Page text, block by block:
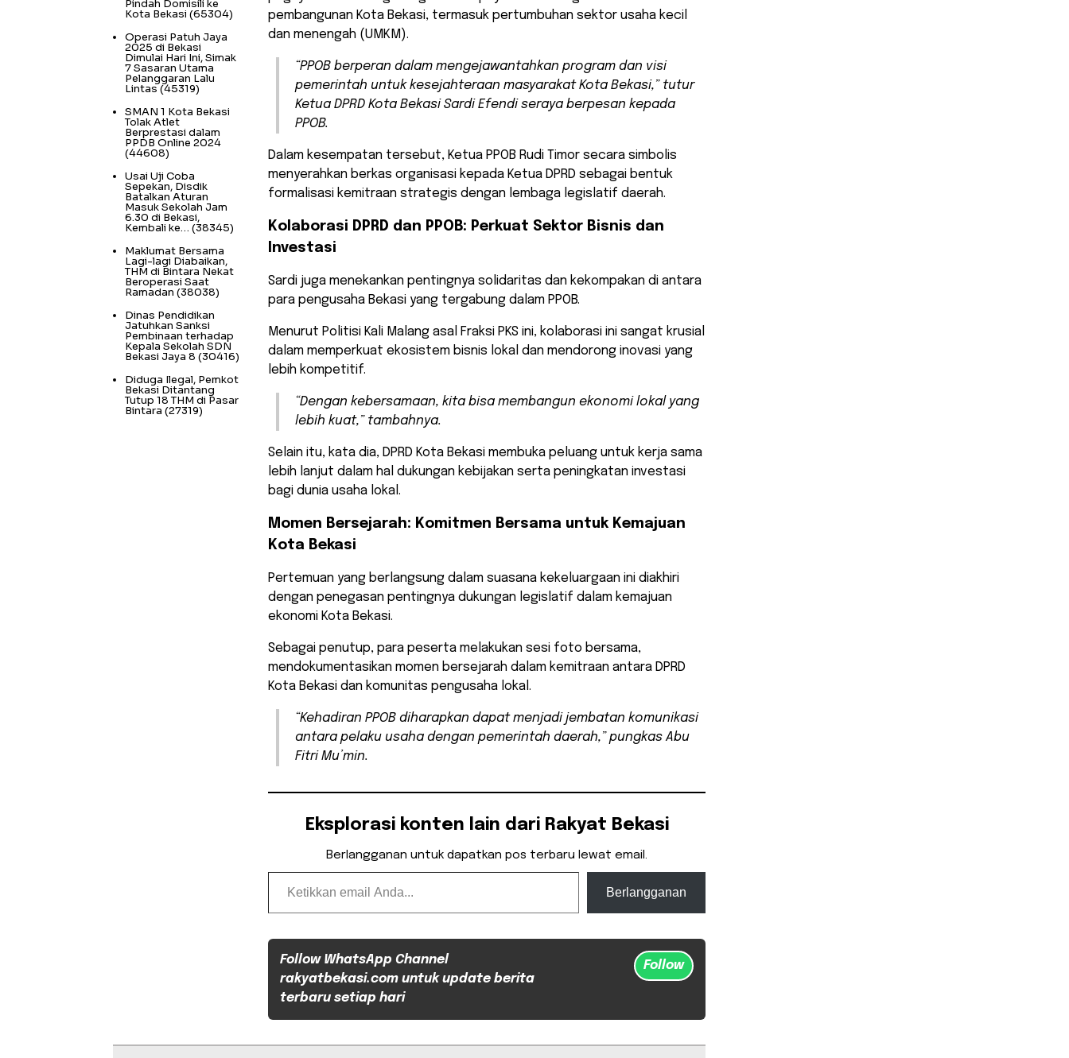
pembangunan Kota Bekasi, termasuk pertumbuhan sektor usaha kecil
dan menengah (UMKM).
“PPOB berperan dalam mengejawantahkan program dan visi
pemerintah untuk kesejahteraan masyarakat Kota Bekasi,” tutur
Ketua DPRD Kota Bekasi Sardi Efendi seraya berpesan kepada
PPOB.
Dalam kesempatan tersebut, Ketua PPOB Rudi Timor secara simbolis
menyerahkan berkas organisasi kepada Ketua DPRD sebagai bentuk
formalisasi kemitraan strategis dengan lembaga legislatif daerah.
Kolaborasi DPRD dan PPOB: Perkuat Sektor Bisnis dan
Investasi
Sardi juga menekankan pentingnya solidaritas dan kekompakan di antara
para pengusaha Bekasi yang tergabung dalam PPOB.
Menurut Politisi Kali Malang asal Fraksi PKS ini, kolaborasi ini sangat krusial
dalam memperkuat ekosistem bisnis lokal dan mendorong inovasi yang
lebih kompetitif.
“Dengan kebersamaan, kita bisa membangun ekonomi lokal yang
lebih kuat,” tambahnya.
Selain itu, kata dia, DPRD Kota Bekasi membuka peluang untuk kerja sama
lebih lanjut dalam hal dukungan kebijakan serta peningkatan investasi
bagi dunia usaha lokal.
Momen Bersejarah: Komitmen Bersama untuk Kemajuan
Kota Bekasi
Pertemuan yang berlangsung dalam suasana kekeluargaan ini diakhiri
dengan penegasan pentingnya dukungan legislatif dalam kemajuan
ekonomi Kota Bekasi.
Sebagai penutup, para peserta melakukan sesi foto bersama,
mendokumentasikan momen bersejarah dalam kemitraan antara DPRD
Kota Bekasi dan komunitas pengusaha lokal.
“Kehadiran PPOB diharapkan dapat menjadi jembatan komunikasi
antara pelaku usaha dengan pemerintah daerah,” pungkas Abu
Fitri Mu’min.
Eksplorasi konten lain dari Rakyat Bekasi
Berlangganan untuk dapatkan pos terbaru lewat email.
Ketikkan email Anda...
Berlangganan
Follow WhatsApp Channel
rakyatbekasi.com untuk update berita
terbaru setiap hari
Follow
Pindah Domisili ke
Kota Bekasi (65304)
Operasi Patuh Jaya
2025 di Bekasi
Dimulai Hari Ini, Simak
7 Sasaran Utama
Pelanggaran Lalu
Lintas(45319)
SMAN 1 Kota Bekasi
Tolak Atlet
Berprestasi dalam
PPDB Online 2024
(44608)
Usai Uji Coba
Sepekan, Disdik
Batalkan Aturan
Masuk Sekolah Jam
6.30 di Bekasi,
Kembali ke… (38345)
Maklumat Bersama
Lagi-lagi Diabaikan,
THM di Bintara Nekat
Beroperasi Saat
Ramadan (38038)
Dinas Pendidikan
Jatuhkan Sanksi
Pembinaan terhadap
Kepala Sekolah SDN
Bekasi Jaya 8 (30416)
Diduga Ilegal, Pemkot
Bekasi Ditantang
Tutup 18 THM di Pasar
Bintara (27319)